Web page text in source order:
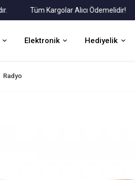
Tüm Kargolar Alıcı Ödemelidir!
Elektronik Hediyelik
Radyo